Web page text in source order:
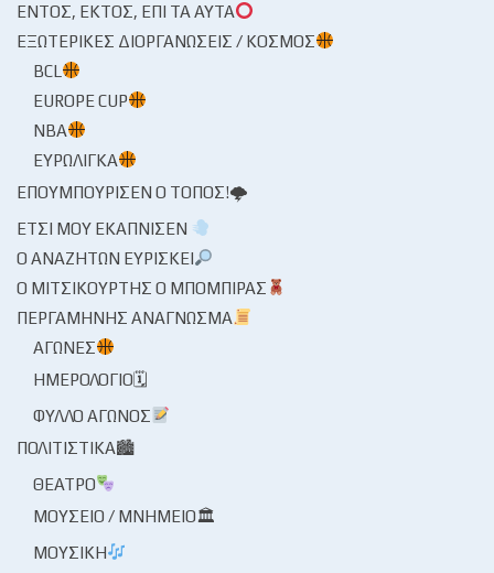
ΕΝΤΌΣ, ΕΚΤΌΣ, ΕΠΊ ΤΑ ΑΥΤΆ
ΕΞΩΤΕΡΙΚΈΣ ΔΙΟΡΓΑΝΏΣΕΙΣ / ΚΌΣΜΟΣ
BCL
EUROPE CUP
NBA
ΕΥΡΩΛΊΓΚΑ
ΕΠΟΥΜΠΟΎΡΙΣΕΝ Ο ΤΌΠΟΣ!🌩
ΈΤΣΙ ΜΟΥ ΕΚΆΠΝΙΣΕΝ
Ο ΑΝΑΖΗΤΏΝ ΕΥΡΊΣΚΕΙ
Ο ΜΙΤΣΙΚΟΥΡΤΉΣ Ο ΜΠΌΜΠΙΡΑΣ
ΠΕΡΓΑΜΗΝΉΣ ΑΝΆΓΝΩΣΜΑ
ΑΓΏΝΕΣ
ΗΜΕΡΟΛΌΓΙΟ🗓
ΦΎΛΛΟ ΑΓΏΝΟΣ
ΠΟΛΙΤΙΣΤΙΚΆ🏙
ΘΈΑΤΡΟ
ΜΟΥΣΕΊΟ / ΜΝΗΜΕΊΟ🏛
ΜΟΥΣΙΚΉ